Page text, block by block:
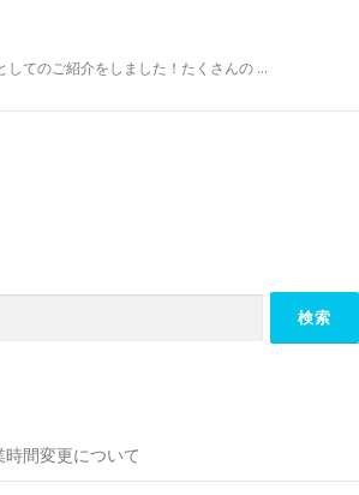
してのご紹介をしました！たくさんの …
間変更について